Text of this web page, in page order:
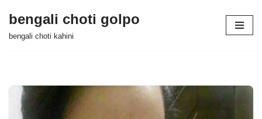
Skip
bengali choti golpo
bengali choti kahini